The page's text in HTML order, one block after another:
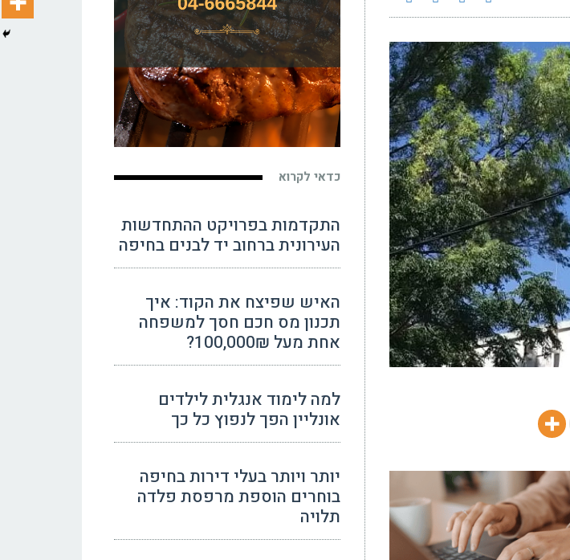
כדאי לקרוא
התקדמות בפרויקט ההתחדשות
העירונית ברחוב יד לבנים בחיפה
האיש שפיצח את הקוד: איך
תכנון מס חכם חסך למשפחה
אחת מעל 100,000₪?
למה לימוד אנגלית לילדים
אונליין הפך לנפוץ כל כך
יותר ויותר בעלי דירות בחיפה
בוחרים הוספת מרפסת פלדה
תלויה